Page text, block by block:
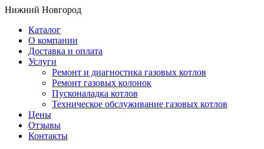
Нижний Новгород
Каталог
О компании
Доставка и оплата
Услуги
Ремонт и диагностика газовых котлов
Ремонт газовых колонок
Пусконаладка котлов
Техническое обслуживание газовых котлов
Цены
Отзывы
Контакты